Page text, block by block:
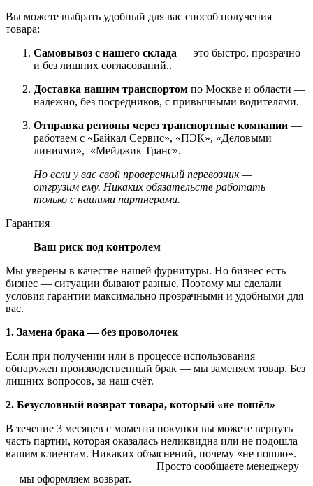
Вы можете выбрать удобный для вас способ получения
товара:
Самовывоз с нашего склада — это быстро, прозрачно
и без лишних согласований..
Доставка нашим транспортом по Москве и области —
надежно, без посредников, с привычными водителями.
Отправка регионы через транспортные компании —
работаем с «Байкал Сервис», «ПЭК», «Деловыми
линиями», «Мейджик Транс».
Но если у вас свой проверенный перевозчик —
отгрузим ему. Никаких обязательств работать
только с нашими партнерами.
Гарантия
Ваш риск под контролем
Мы уверены в качестве нашей фурнитуры. Но бизнес есть
бизнес — ситуации бывают разные. Поэтому мы сделали
условия гарантии максимально прозрачными и удобными для
вас.
1. Замена брака — без проволочек
Если при получении или в процессе использования
обнаружен производственный брак — мы заменяем товар. Без
лишних вопросов, за наш счёт.
2. Безусловный возврат товара, который «не пошёл»
В течение 3 месяцев с момента покупки вы можете вернуть
часть партии, которая оказалась неликвидна или не подошла
вашим клиентам. Никаких объяснений, почему «не пошло».
Просто сообщаете менеджеру
— мы оформляем возврат.